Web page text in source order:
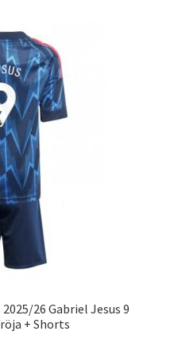
26 Gabriel Jesus 9
+ Shorts